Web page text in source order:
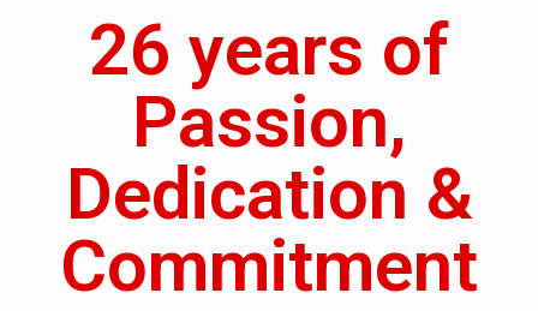
26 years of
Passion,
Dedication &
Commitment